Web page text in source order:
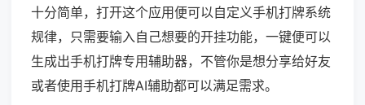
十分简单，打开这个应用便可以自定义手机打牌系统
规律，只需要输入自己想要的开挂功能，一键便可以
生成出手机打牌专用辅助器，不管你是想分享给好友
或者使用手机打牌AI辅助都可以满足需求。